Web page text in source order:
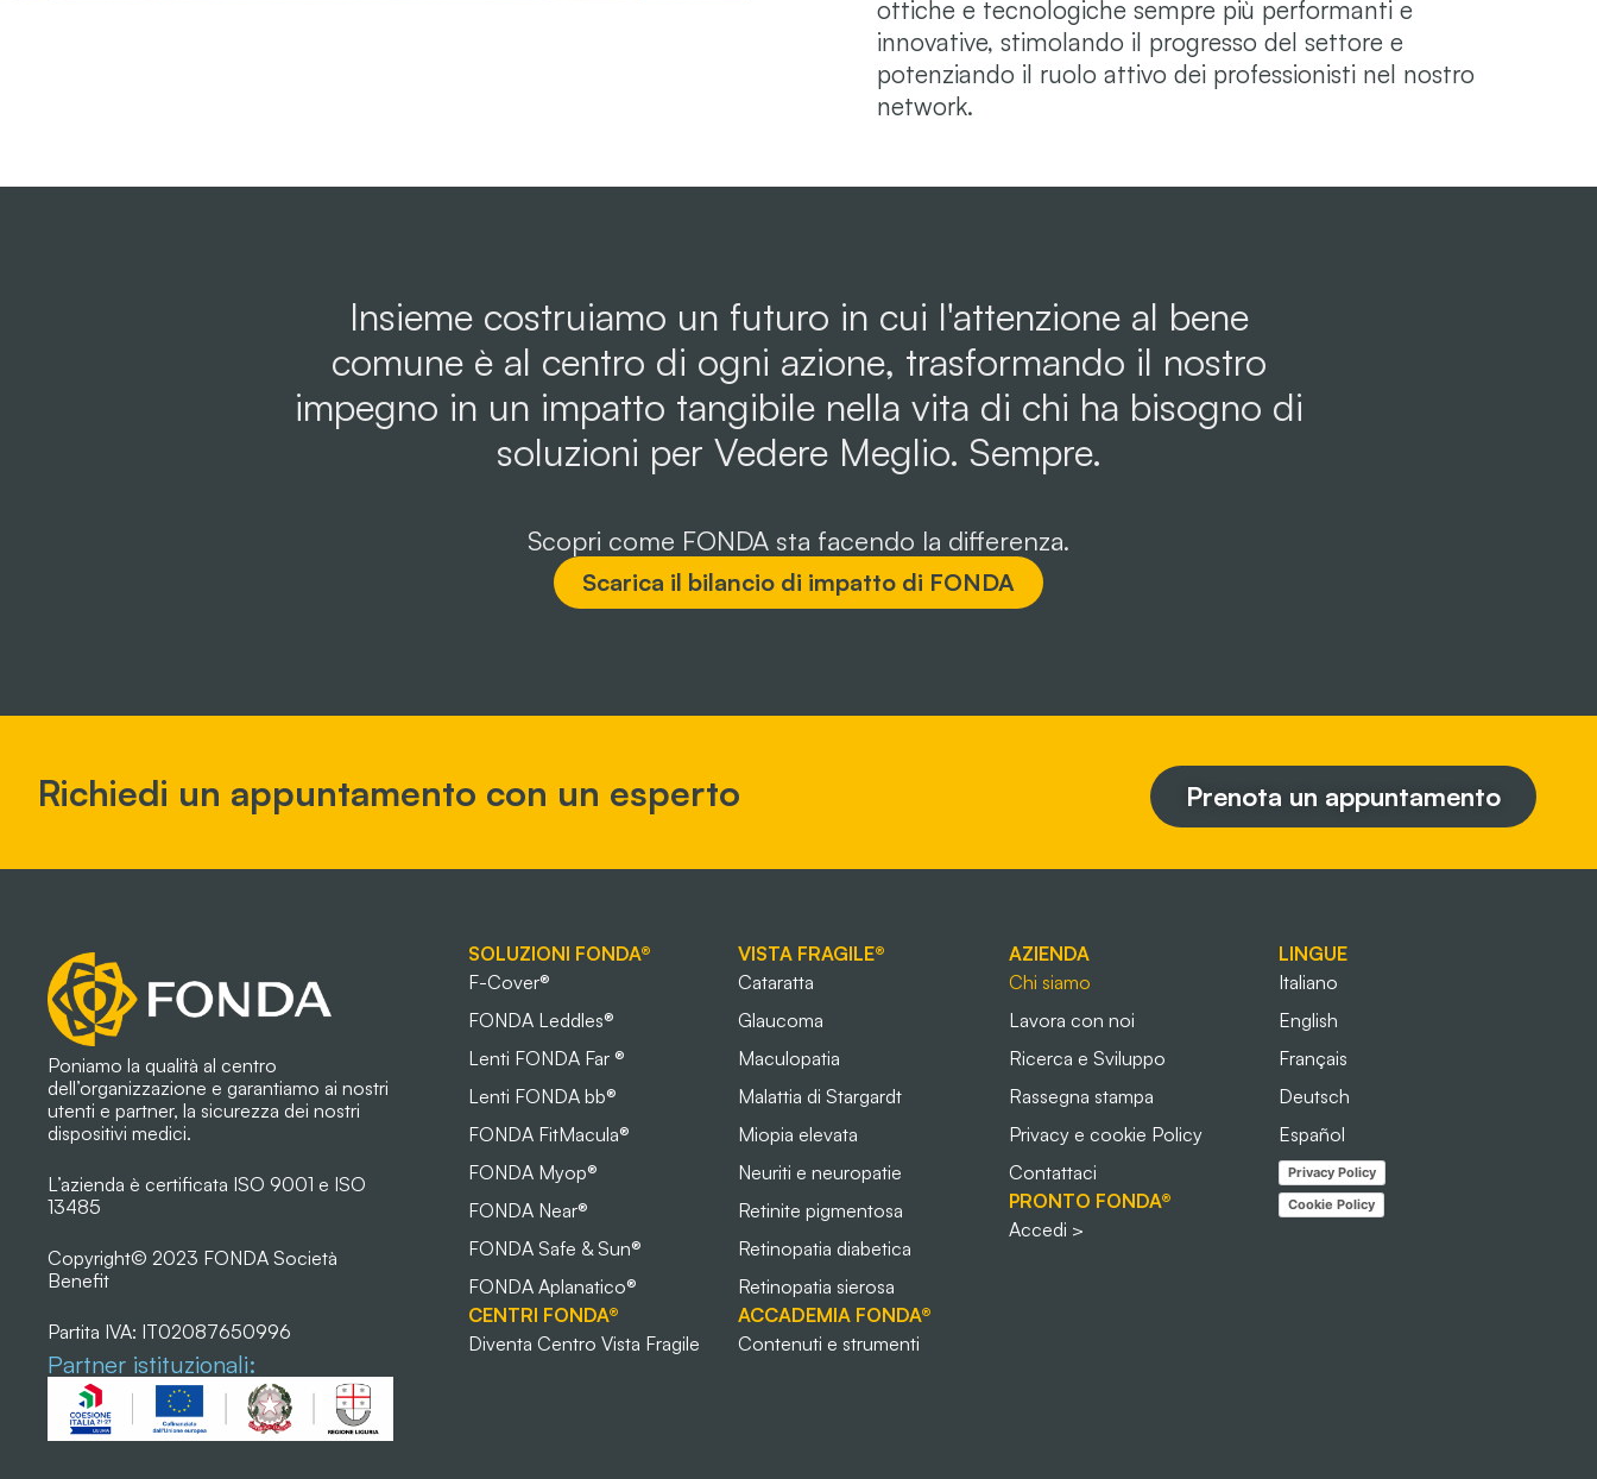
ottiche e tecnologiche sempre più performanti e
innovative, stimolando il progresso del settore e
potenziando il ruolo attivo dei professionisti nel nostro
network.
Insieme costruiamo un futuro in cui l'attenzione al bene
comune è al centro di ogni azione, trasformando il nostro
impegno in un impatto tangibile nella vita di chi ha bisogno di
soluzioni per Vedere Meglio. Sempre.
Scopri come FONDA sta facendo la differenza.
Scarica il bilancio di impatto di FONDA
Richiedi un appuntamento con un esperto Prenota un appuntamento
Poniamo la qualità al centro
dell’organizzazione e garantiamo ai nostri
utenti e partner, la sicurezza dei nostri
dispositivi medici.
L’azienda è certificata ISO 9001 e ISO
13485
Copyright© 2023 FONDA Società
Benefit
Partita IVA: IT02087650996
Partner istituzionali:
SOLUZIONI FONDA®
F-Cover®
FONDA Leddles®
Lenti FONDA Far ®
Lenti FONDA bb®
FONDA FitMacula®
FONDA Myop®
FONDA Near®
FONDA Safe & Sun®
FONDA Aplanatico®
CENTRI FONDA®
Diventa Centro Vista Fragile
VISTA FRAGILE®
Cataratta
Glaucoma
Maculopatia
Malattia di Stargardt
Miopia elevata
Neuriti e neuropatie
Retinite pigmentosa
Retinopatia diabetica
Retinopatia sierosa
ACCADEMIA FONDA®
Contenuti e strumenti
AZIENDA
Chi siamo
Lavora con noi
Ricerca e Sviluppo
Rassegna stampa
Privacy e cookie Policy
Contattaci
PRONTO FONDA®
Accedi >
LINGUE
Italiano
English
Français
Deutsch
Español
Privacy Policy
Cookie Policy